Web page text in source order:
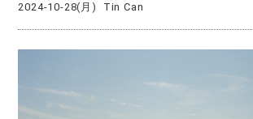
2024-10-28(月) Tin Can